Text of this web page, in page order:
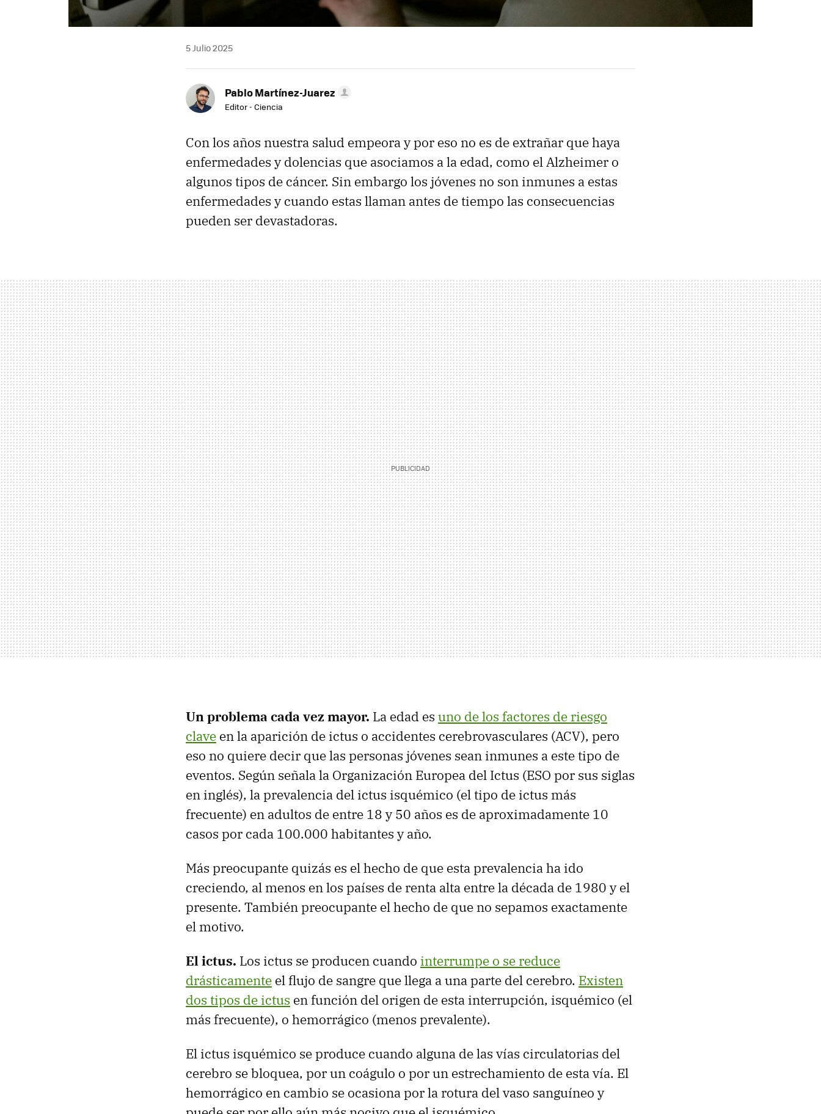
5 Julio 2025
Pablo Martínez-Juarez
Editor - Ciencia
Con los años nuestra salud empeora y por eso no es de extrañar que haya
enfermedades y dolencias que asociamos a la edad, como el Alzheimer o
algunos tipos de cáncer. Sin embargo los jóvenes no son inmunes a estas
enfermedades y cuando estas llaman antes de tiempo las consecuencias
pueden ser devastadoras.
Un problema cada vez mayor. La edad es uno de los factores de riesgo
clave en la aparición de ictus o accidentes cerebrovasculares (ACV), pero
eso no quiere decir que las personas jóvenes sean inmunes a este tipo de
eventos. Según señala la Organización Europea del Ictus (ESO por sus siglas
en inglés), la prevalencia del ictus isquémico (el tipo de ictus más
frecuente) en adultos de entre 18 y 50 años es de aproximadamente 10
casos por cada 100.000 habitantes y año.
Más preocupante quizás es el hecho de que esta prevalencia ha ido
creciendo, al menos en los países de renta alta entre la década de 1980 y el
presente. También preocupante el hecho de que no sepamos exactamente
el motivo.
El ictus. Los ictus se producen cuando interrumpe o se reduce
drásticamente el flujo de sangre que llega a una parte del cerebro. Existen
dos tipos de ictus en función del origen de esta interrupción, isquémico (el
más frecuente), o hemorrágico (menos prevalente).
El ictus isquémico se produce cuando alguna de las vías circulatorias del
cerebro se bloquea, por un coágulo o por un estrechamiento de esta vía. El
hemorrágico en cambio se ocasiona por la rotura del vaso sanguíneo y